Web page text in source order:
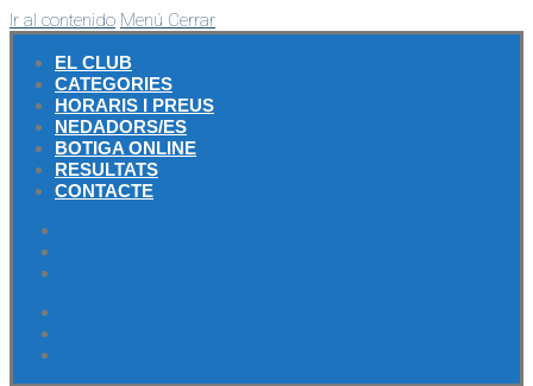
Ir al contenido Menú Cerrar
EL CLUB
CATEGORIES
HORARIS I PREUS
NEDADORS/ES
BOTIGA ONLINE
RESULTATS
CONTACTE